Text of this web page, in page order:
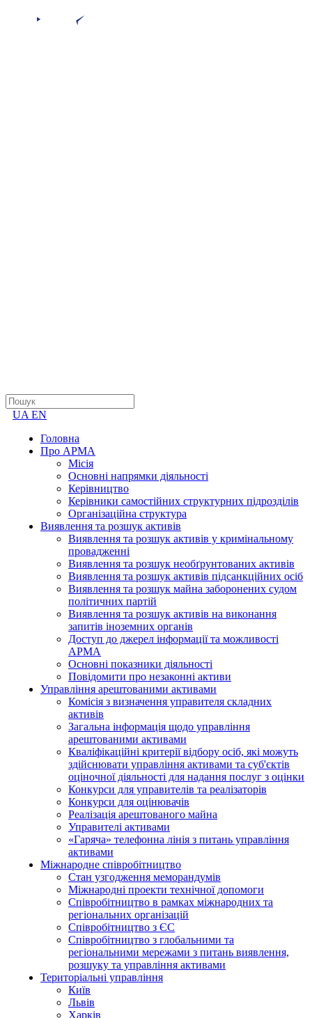
UA EN
Головна
Про АРМА
Місія
Основні напрямки діяльності
Керівництво
Керівники самостійних структурних підрозділів
Організаційна структура
Виявлення та розшук активів
Виявлення та розшук активів у кримінальному
провадженні
Виявлення та розшук необґрунтованих активів
Виявлення та розшук активів підсанкційних осіб
Виявлення та розшук майна заборонених судом
політичних партій
Виявлення та розшук активів на виконання
запитів іноземних органів
Доступ до джерел інформації та можливості
АРМА
Основні показники діяльності
Повідомити про незаконні активи
Управління арештованими активами
Комісія з визначення управителя складних
активів
Загальна інформація щодо управління
арештованими активами
Кваліфікаційні критерії відбору осіб, які можуть
здiйснювати управління активами та суб'єктів
оціночної діяльності для надання послуг з оцінки
Конкурси для управителів та реалізаторів
Конкурси для оцінювачів
Реалізація арештованого майна
Управителі активами
«Гаряча» телефонна лінія з питань управління
активами
Міжнародне співробітництво
Стан узгодження меморандумів
Міжнародні проекти технічної допомоги
Співробітництво в рамках міжнародних та
регіональних організацій
Співробітництво з ЄС
Співробітництво з глобальними та
регіональними мережами з питань виявлення,
розшуку та управління активами
Територіальні управління
Київ
Львів
Харків